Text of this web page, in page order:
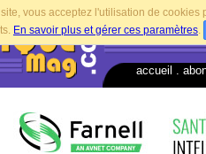
vous acceptez l'utilisation de
En savoir plus et gérer ces paramètres.
accueil